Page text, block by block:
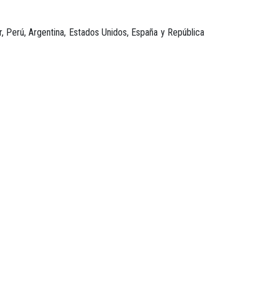
Argentina, Estados Unidos, España y República